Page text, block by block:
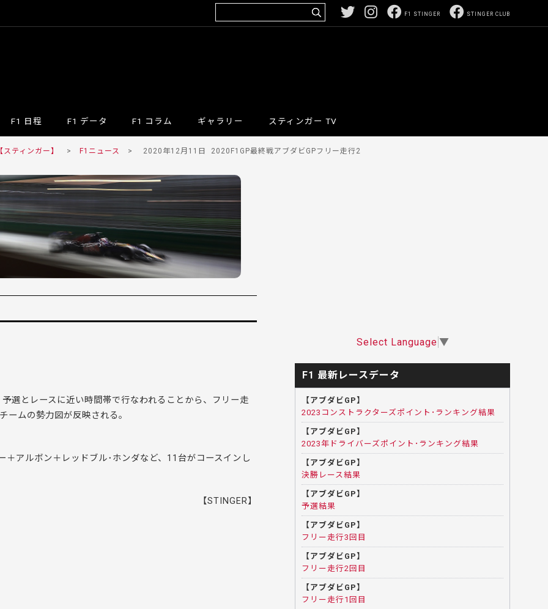
STINGER CLUB
F1 STINGER
F1 日程 F1 データ F1 コラム ギャラリー スティンガー TV
ティンガー】 > F1ニュース > 2020年12月11日 2020F1GP最終戦アブダビGPフリー走行2
選とレースに近い時間帯で行なわれることから、フリー走
ームの勢力図が反映される。
アルボン＋レッドブル･ホンダなど、11台がコースインし
【STINGER】
Select Language ▼
F1 最新レースデータ
【アブダビGP】
2023コンストラクターズポイント･ランキング結果
【アブダビGP】
2023年ドライバーズポイント･ランキング結果
【アブダビGP】
決勝レース結果
【アブダビGP】
予選結果
【アブダビGP】
フリー走行3回目
【アブダビGP】
フリー走行2回目
【アブダビGP】
フリー走行1回目